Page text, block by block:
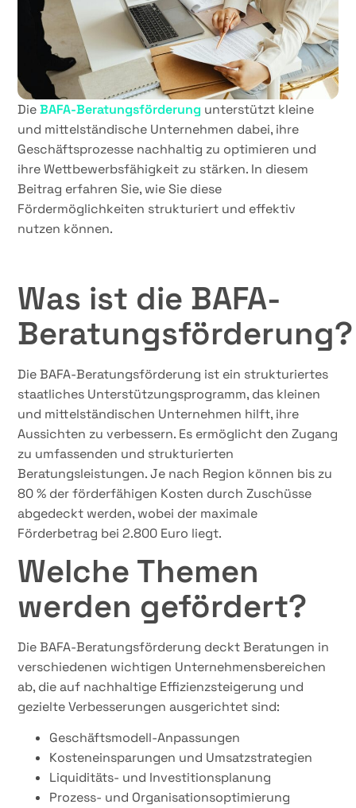
DieBAFA-Beratungsförderung unterstützt kleine
und mittelständische Unternehmen dabei, ihre
Geschäftsprozesse nachhaltig zu optimieren und
ihre Wettbewerbsfähigkeit zu stärken. In diesem
Beitrag erfahren Sie, wie Sie diese
Fördermöglichkeiten strukturiert und effektiv
nutzen können.
Was ist die BAFA-
Beratungsförderung?
Die BAFA-Beratungsförderung ist ein strukturiertes
staatliches Unterstützungsprogramm, das kleinen
und mittelständischen Unternehmen hilft, ihre
Aussichten zu verbessern. Es ermöglicht den Zugang
zu umfassenden und strukturierten
Beratungsleistungen. Je nach Region können bis zu
80 % der förderfähigen Kosten durch Zuschüsse
abgedeckt werden, wobei der maximale
Förderbetrag bei 2.800 Euro liegt.
Welche Themen
werden gefördert?
Die BAFA-Beratungsförderung deckt Beratungen in
verschiedenen wichtigen Unternehmensbereichen
ab, die auf nachhaltige Effizienzsteigerung und
gezielte Verbesserungen ausgerichtet sind:
Geschäftsmodell-Anpassungen
Kosteneinsparungen und Umsatzstrategien
Liquiditäts- und Investitionsplanung
Prozess- und Organisationsoptimierung